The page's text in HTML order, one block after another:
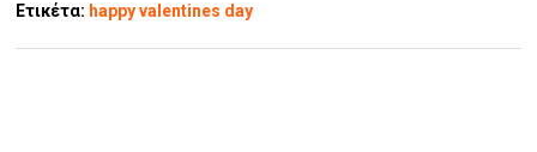
Ετικέτα: happy valentines day